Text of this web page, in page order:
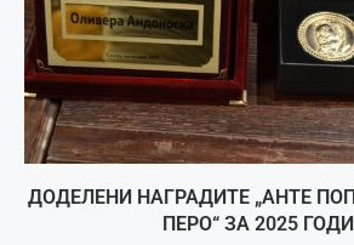
ДОДЕЛЕНИ НАГРАДИТЕ „АНТЕ
ПЕРО“ ЗА 2025